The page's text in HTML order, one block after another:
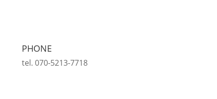
PHONE
tel. 070-5213-7718